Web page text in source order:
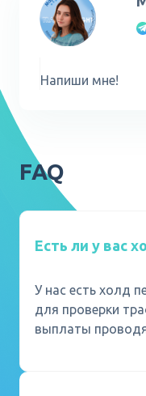
Напиши мне!
FAQ
Есть ли у вас
У нас есть холд
для проверки
выплаты